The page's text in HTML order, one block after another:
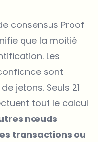
consensus Proof
que la moitié
Les
sont
jetons. Seuls 21
tout le calcul
nœuds
transactions ou